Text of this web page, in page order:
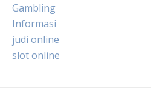
Gambling
Informasi
judi online
slot online